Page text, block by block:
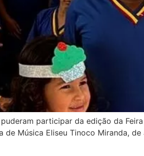
participar da edição da
Música Eliseu Tinoco Miranda,